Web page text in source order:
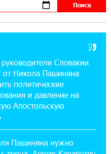
и рядовой армянин, но
тему Геноцида
то что для него
«Стабильный» — до
Словакии
от Никола Пашиняна
политические
и давление на
Апостольскую
Пашиняна нужно